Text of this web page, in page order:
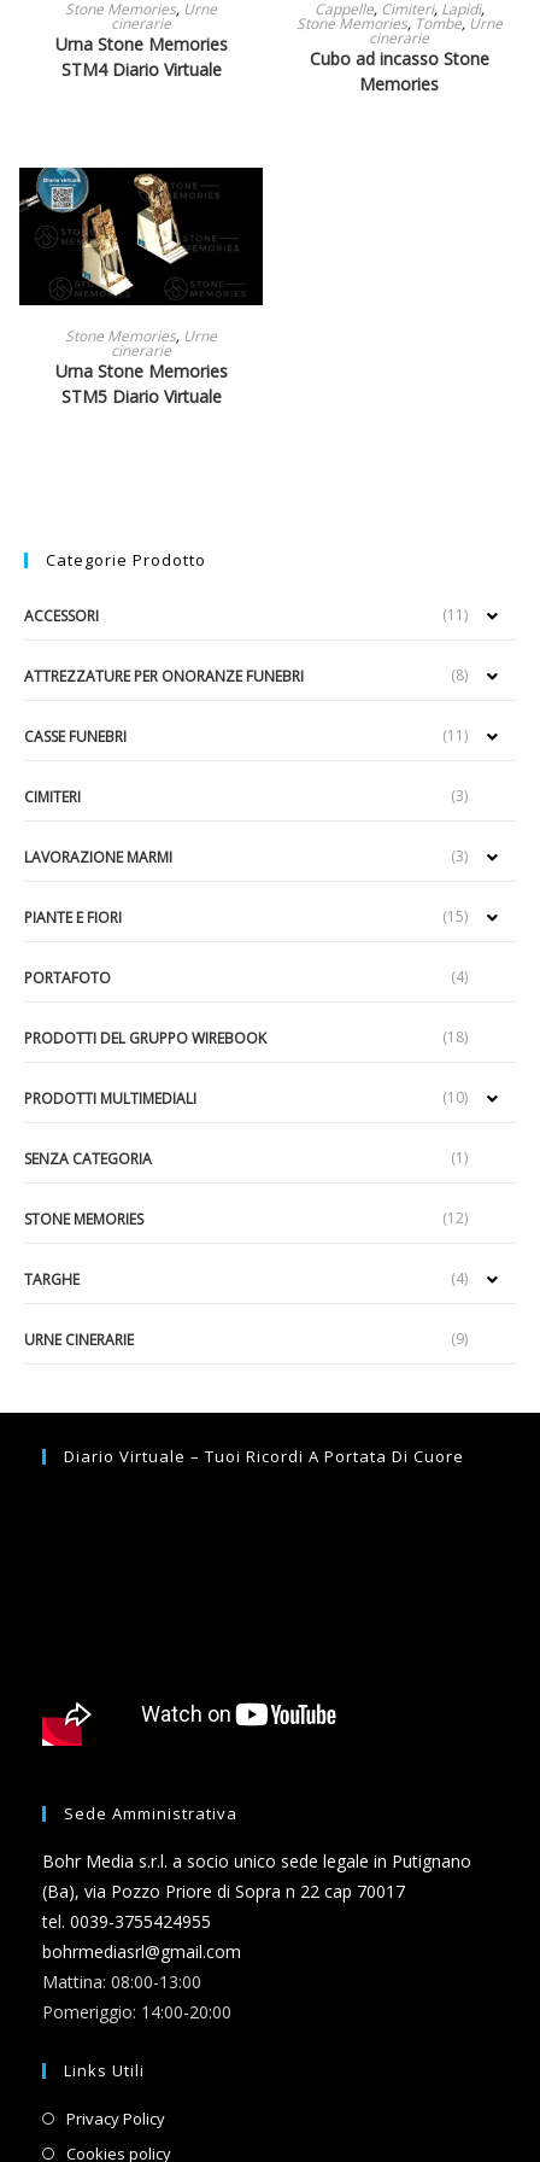
Stone Memories, Urne
cinerarie
Urna Stone Memories
STM4 Diario Virtuale
Cappelle, Cimiteri, Lapidi,
Stone Memories, Tombe, Urne
cinerarie
Cubo ad incasso Stone
Memories
LEGGI TUTTO
Stone Memories, Urne
cinerarie
Urna Stone Memories
STM5 Diario Virtuale
Categorie Prodotto
ACCESSORI (11)
ATTREZZATURE PER ONORANZE FUNEBRI (8)
CASSE FUNEBRI (11)
CIMITERI (3)
LAVORAZIONE MARMI (3)
PIANTE E FIORI (15)
PORTAFOTO (4)
PRODOTTI DEL GRUPPO WIREBOOK (18)
PRODOTTI MULTIMEDIALI (10)
SENZA CATEGORIA (1)
STONE MEMORIES (12)
TARGHE (4)
URNE CINERARIE (9)
Diario Virtuale – Tuoi Ricordi A Portata Di Cuore
Sede Amministrativa
Bohr Media s.r.l. a socio unico sede legale in Putignano
(Ba), via Pozzo Priore di Sopra n 22 cap 70017
tel. 0039-3755424955
bohrmediasrl@gmail.com
Mattina: 08:00-13:00
Pomeriggio: 14:00-20:00
Links Utili
Privacy PolicyOpens
in
Cookies policyOpens